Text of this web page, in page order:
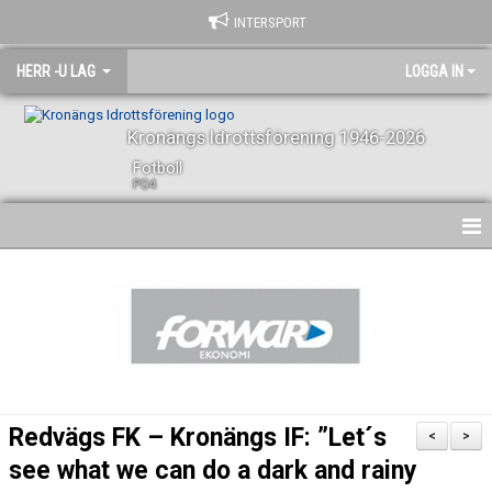
INTERSPORT
HERR -U LAG LOGGA IN
Kronängs Idrottsförening 1946-2026
Fotboll
P04
BILDGALLERI
>
<
Redvägs FK – Kronängs IF: ”Let´s
see what we can do a dark and rainy